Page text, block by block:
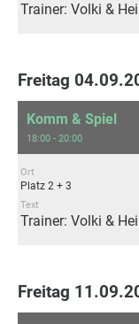
Trainer: Volki &
Freitag
Komm & Spiel
18:00 - 20:00
Ort
Platz 2 + 3
Text
Trainer: Volki &
Freitag